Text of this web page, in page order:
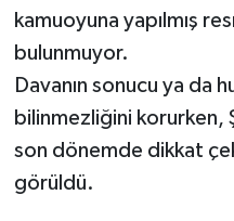
kamuoyuna yapılmış
bulunmuyor.
Davanın sonucu ya da
bilinmezliğini korurken,
son dönemde dikkat
görüldü.